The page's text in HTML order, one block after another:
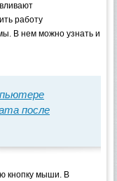
работу
В нем можно узнать и
после
кнопку мыши. В